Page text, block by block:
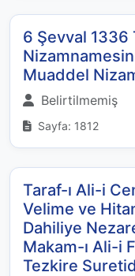
6 Şevval 1336
Muaddel
Belirtilmemiş
Sayfa: 1812
Taraf-ı Ali-i
Velime ve
Dahiliye
Makam-ı Ali-i
Tezkire